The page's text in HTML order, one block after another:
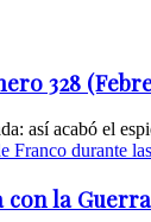
328
así acabó el
con la